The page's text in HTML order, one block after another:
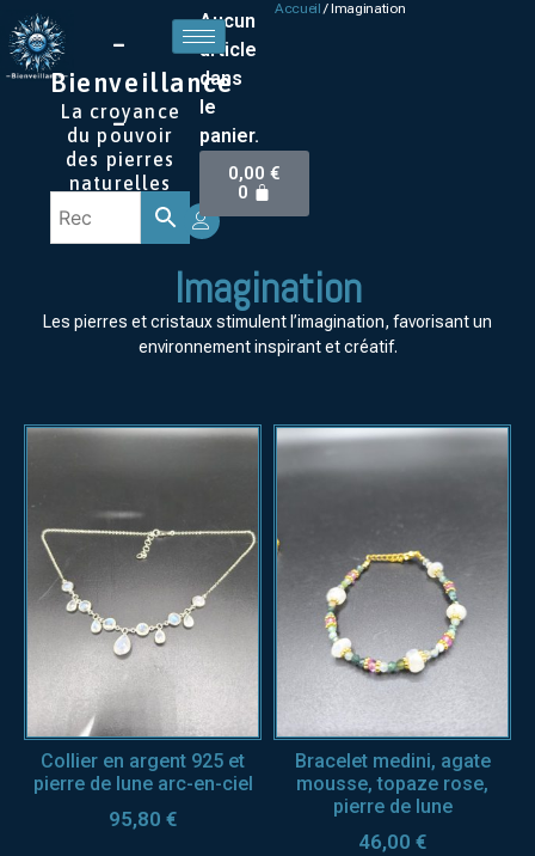
–
Bienveillance
–
La croyance
du pouvoir
des pierres
naturelles
Aucun
article
dans
le
panier.
0,00€
0
Accueil/ Imagination
Imagination
Les pierres et cristaux stimulent l’imagination, favorisant un
environnement inspirant et créatif.
Collier en argent 925 et
pierre de lune arc-en-ciel
95,80 €
Bracelet medini, agate
mousse, topaze rose,
pierre de lune
46,00 €